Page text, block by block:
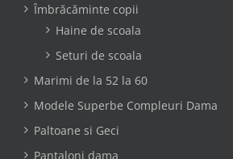
Îmbrăcăminte copii
Haine de scoala
Seturi de scoala
Marimi de la 52 la 60
Modele Superbe Compleuri Dama
Paltoane si Geci
Pantaloni dama